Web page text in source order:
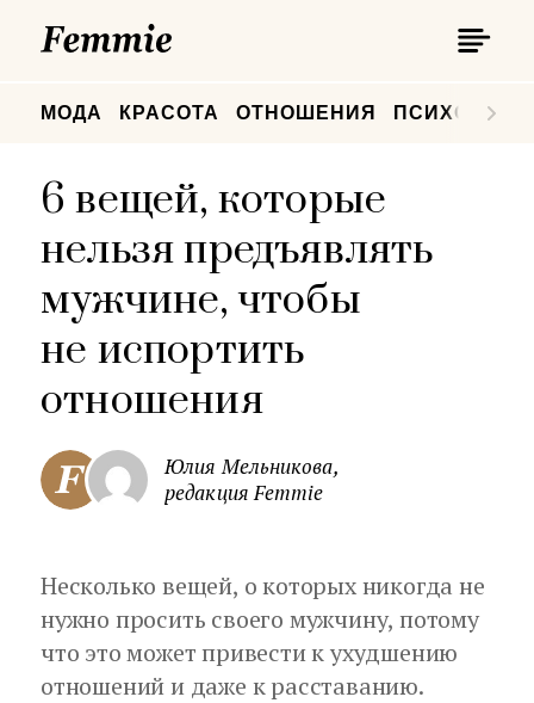
МОДА КРАСОТА ОТНОШЕНИЯ
6 вещей, которые
нельзя предъявлять
мужчине, чтобы
не испортить
отношения
Юлия Мельникова,
редакция Femmie
Несколько вещей, о которых никогда не
нужно просить своего мужчину, потому
что это может привести к ухудшению
отношений и даже к расставанию.